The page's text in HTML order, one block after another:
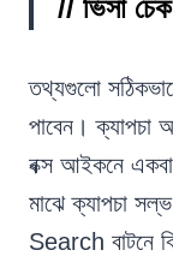
// ভিসা চেক
তথ্যগুলো
পাবেন। ক্যাপচা
বক্স আইকনে
মাঝে ক্যাপচা
Search বাটনে